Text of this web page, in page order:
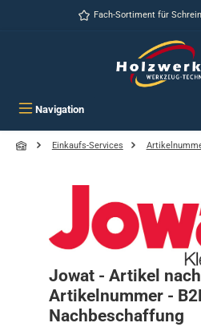
Zum Hauptinhalt springenFach-Sortiment für
Navigation
Einkaufs-Services
Jowat - Artikel
Artikelnummer -
Nachbeschaffung